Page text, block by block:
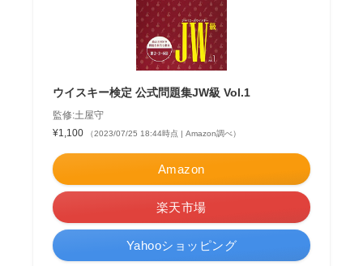
ウイスキー検定 公式問題集JW級 Vol.1
監修:土屋守
¥1,100
（2023/07/25 18:44時点 | Amazon調べ）
Amazon
楽天市場
Yahooショッピング